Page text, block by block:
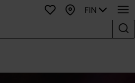
SuosikitKartta
FIN